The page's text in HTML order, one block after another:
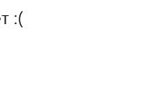
:(